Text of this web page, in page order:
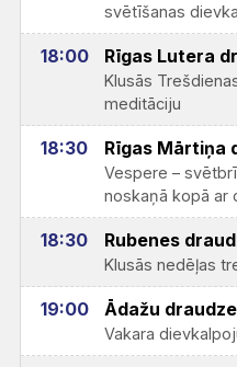
svētīšanas
18:00 Rīgas Lutera
Klusās
meditāciju
18:30 Rīgas Mārtiņa
Vespere –
noskaņā kopā ar
18:30 Rubenes
Klusās nedēļas
19:00 Ādažu draudze
Vakara